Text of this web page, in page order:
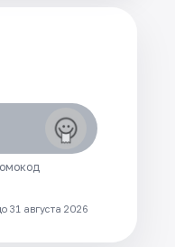
31 августа 2026